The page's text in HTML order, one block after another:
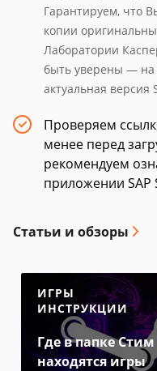
Гарантируем, что
копии
Лаборатории
быть уверены — на
актуальная версия
Проверяем
менее перед
рекомендуем
приложении SAP
Статьи и обзоры
ИГРЫ
ИНСТРУКЦИИ
Где в папке Стим
находятся игры